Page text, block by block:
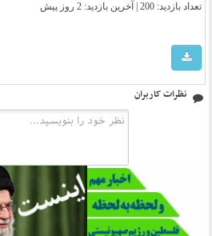
تعداد بازدید: 200 | آخرین بازدید:
2 روز پیش
نظرات کاربران